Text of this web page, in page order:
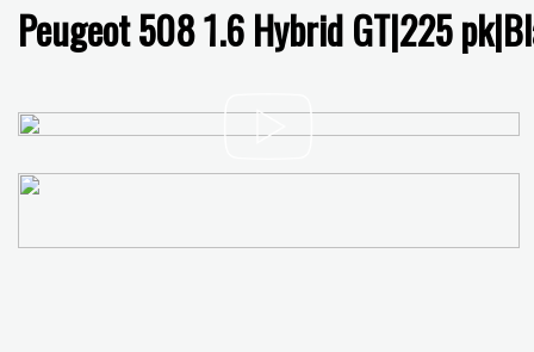
Peugeot 508 1.6 Hybrid GT|225